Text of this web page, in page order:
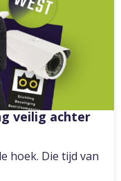
veilig achter
hoek. Die tijd van